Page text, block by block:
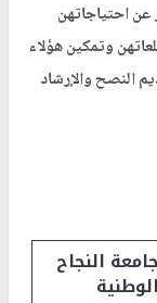
احتياجاتهن
وتمكين هؤلاء
النصح والإرشاد
جامعة النجاح
الوطنية